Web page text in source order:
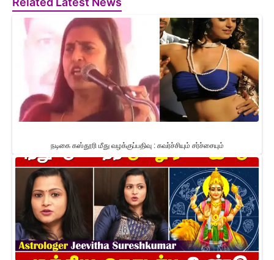
நடிகை கஸ்தூரி மீது வழக்குப்பதிவு : கவர்ச்சியும் சர்ச்சையும்